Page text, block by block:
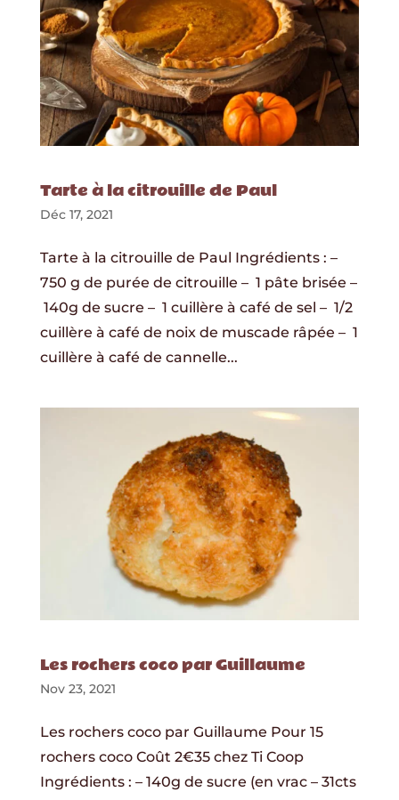
Tarte à la citrouille de Paul
Déc 17, 2021
Tarte à la citrouille de Paul Ingrédients : –
750 g de purée de citrouille – 1 pâte brisée –
140g de sucre – 1 cuillère à café de sel – 1/2
cuillère à café de noix de muscade râpée – 1
cuillère à café de cannelle...
Les rochers coco par Guillaume
Nov 23, 2021
Les rochers coco par Guillaume Pour 15
rochers coco Coût 2€35 chez Ti Coop
Ingrédients : – 140g de sucre (en vrac – 31cts